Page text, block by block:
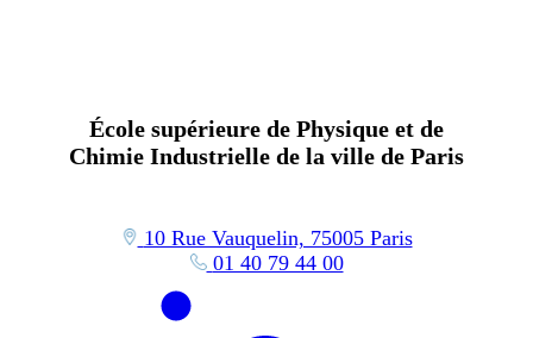
École supérieure de Physique et de
Chimie Industrielle de la ville de Paris
10 Rue Vauquelin, 75005 Paris
01 40 79 44 00